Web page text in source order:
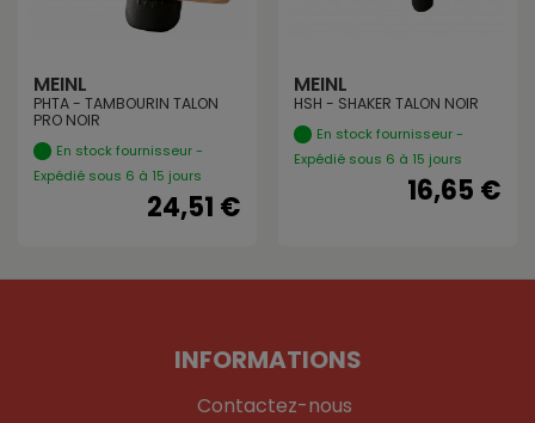
MEINL
PHTA - TAMBOURIN TALON
PRO NOIR
En stock fournisseur -
Expédié sous 6 à 15 jours
24,51 €
MEINL
HSH - SHAKER TALON NOIR
En stock fournisseur -
Expédié sous 6 à 15 jours
16,65 €
INFORMATIONS
Contactez-nous